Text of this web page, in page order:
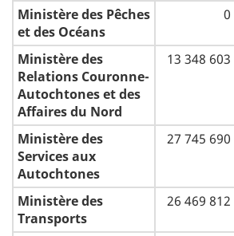
Ministère des Pêches
et des Océans
0
Ministère des
Relations Couronne-
Autochtones et des
Affaires du Nord
13 348 603
Ministère des
Services aux
Autochtones
27 745 690
Ministère des
Transports
26 469 812